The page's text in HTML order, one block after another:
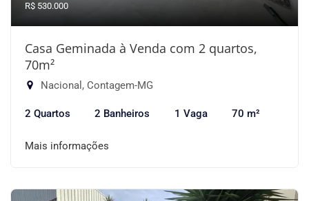
R$ 530.000
Casa Geminada à Venda com 2 quartos,
70m²
Nacional, Contagem-MG
2 Quartos 2 Banheiros 1 Vaga 70 m²
Mais informações